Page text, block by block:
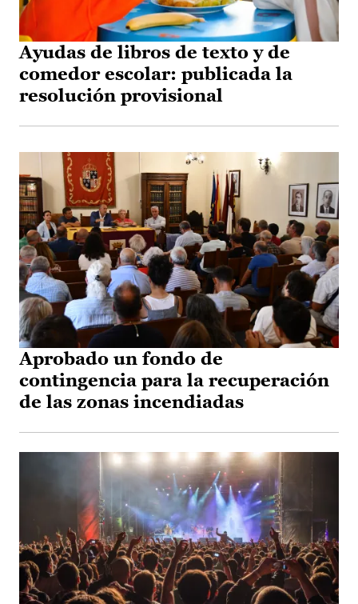
Ayudas de libros de texto y de
comedor escolar: publicada la
resolución provisional
Aprobado un fondo de
contingencia para la recuperación
de las zonas incendiadas